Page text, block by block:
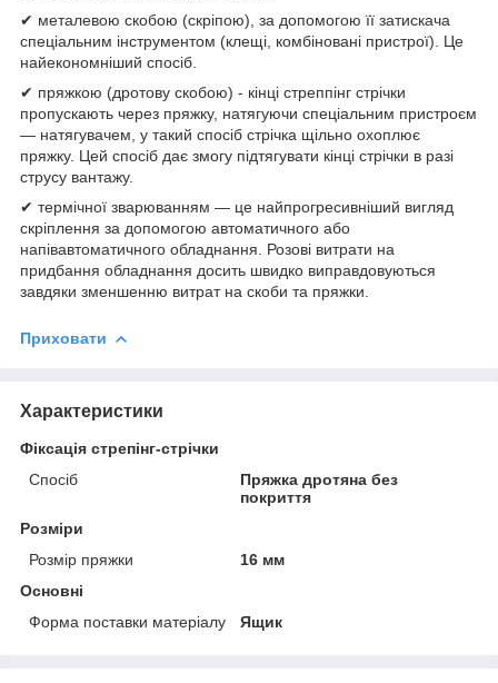
✔ металевою скобою (скріпою), за допомогою її затискача
спеціальним інструментом (клещі, комбіновані пристрої). Це
найекономніший спосіб.
✔ пряжкою (дротову скобою) - кінці стреппінг стрічки
пропускають через пряжку, натягуючи спеціальним пристроєм
— натягувачем, у такий спосіб стрічка щільно охоплює
пряжку. Цей спосіб дає змогу підтягувати кінці стрічки в разі
струсу вантажу.
✔ термічної зварюванням — це найпрогресивніший вигляд
скріплення за допомогою автоматичного або
напівавтоматичного обладнання. Розові витрати на
придбання обладнання досить швидко виправдовуються
завдяки зменшенню витрат на скоби та пряжки.
Приховати
Характеристики
Фіксація стрепінг-стрічки
Спосіб
Пряжка дротяна без
покриття
Розміри
Розмір пряжки
16 мм
Основні
Форма поставки матеріалу
Ящик